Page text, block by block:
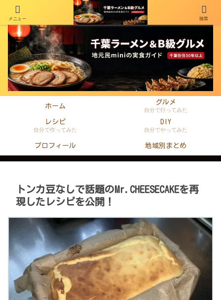
千葉在住50年以上のminiがラーメン・町中華・B級グルメを本音レビュー
ホーム
グルメ
自分で行ってみた
レシピ
自分で作ってみた
DIY
自分でやってみた
プロフィール 地域別まとめ
トンカ豆なしで話題のMr.CHEESECAKEを再
現したレシピを公開！
メニュー 検索